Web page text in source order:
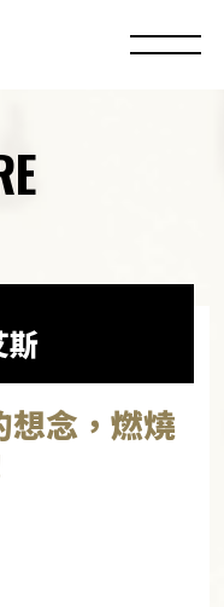
斯
想念，燃燒